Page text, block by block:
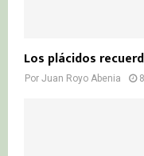
Los plácidos
Por Juan Royo Abenia